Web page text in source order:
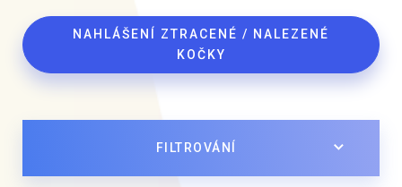
NAHLÁŠENÍ ZTRACENÉ / NALEZENÉ
KOČKY
FILTROVÁNÍ